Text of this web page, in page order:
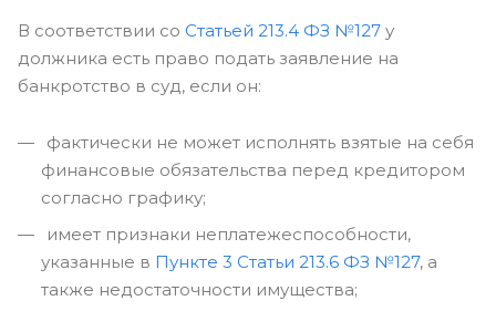
В соответствии со Статьей 213.4 ФЗ №127 у
должника есть право подать заявление на
банкротство в суд, если он:
фактически не может исполнять взятые на себя
финансовые обязательства перед кредитором
согласно графику;
имеет признаки неплатежеспособности,
указанные в Пункте 3 Статьи 213.6 ФЗ №127, а
также недостаточности имущества;